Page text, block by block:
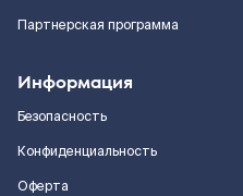
Партнерская программа
Информация
Безопасность
Конфиденциальность
Оферта